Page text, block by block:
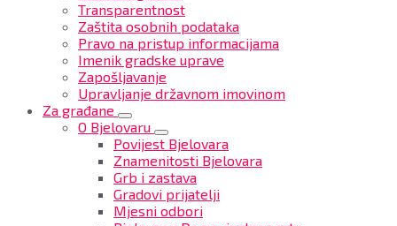
Transparentnost
Zaštita osobnih podataka
Pravo na pristup informacijama
Imenik gradske uprave
Zapošljavanje
Upravljanje državnom imovinom
Za građane
O Bjelovaru
Povijest Bjelovara
Znamenitosti Bjelovara
Grb i zastava
Gradovi prijatelji
Mjesni odbori